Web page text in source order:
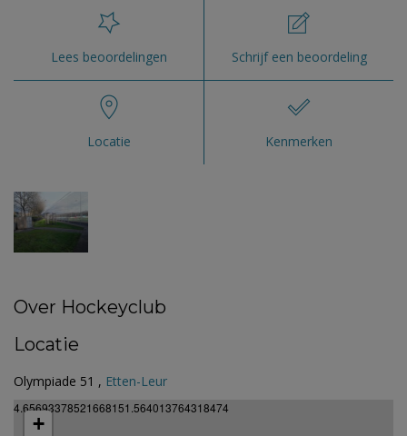
Lees beoordelingen Schrijf een beoordeling
Locatie Kenmerken
Over Hockeyclub
Locatie
Olympiade 51 , Etten-Leur
4.65693378521668151.564013764318474
+